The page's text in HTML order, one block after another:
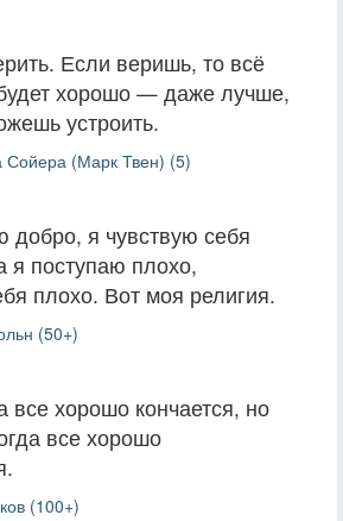
Если веришь, то всё
хорошо — даже лучше,
устроить.
Сойера (Марк Твен) (5)
добро, я чувствую себя
я поступаю плохо,
плохо. Вот моя религия.
(50+)
все хорошо кончается, но
все хорошо
(100+)